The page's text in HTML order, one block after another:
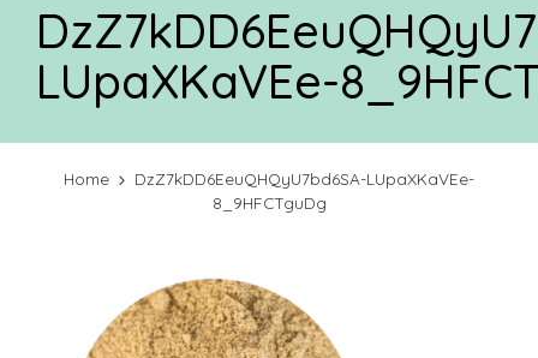
LUpaXKaVEe-
Home
DzZ7kDD6EeuQHQyU7bd6SA-LUpaXKaVEe-
8_9HFCTguDg